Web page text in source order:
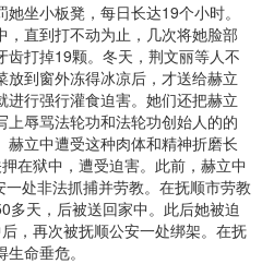
坐小板凳，每日长达19个小时。
直到打不动为止，几次将她脸部
打掉19颗。冬天，荆文丽等人不
到窗外冻得冰凉后，才送给赫立
行强行灌食迫害。她们还把赫立
辱骂法轮功和法轮功创始人的的
立中遭受这种肉体和精神折磨长
在狱中，遭受迫害。此前，赫立中
处非法抓捕并劳教。在抚顺市劳教
多天，后被送回家中。此后她被迫
，再次被抚顺公安一处绑架。在抚
命垂危。